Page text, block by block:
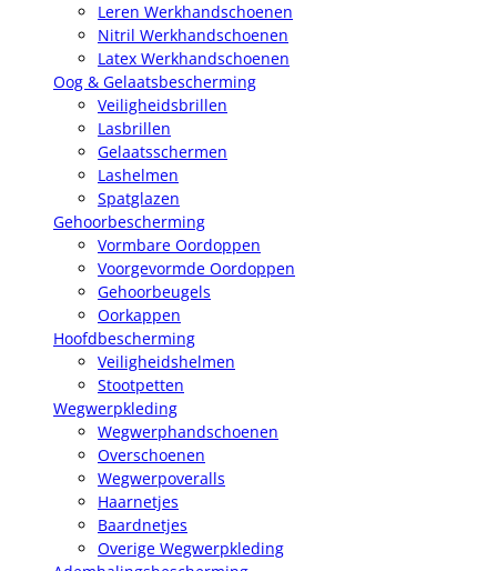
Leren Werkhandschoenen
Nitril Werkhandschoenen
Latex Werkhandschoenen
Oog & Gelaatsbescherming
Veiligheidsbrillen
Lasbrillen
Gelaatsschermen
Lashelmen
Spatglazen
Gehoorbescherming
Vormbare Oordoppen
Voorgevormde Oordoppen
Gehoorbeugels
Oorkappen
Hoofdbescherming
Veiligheidshelmen
Stootpetten
Wegwerpkleding
Wegwerphandschoenen
Overschoenen
Wegwerpoveralls
Haarnetjes
Baardnetjes
Overige Wegwerpkleding